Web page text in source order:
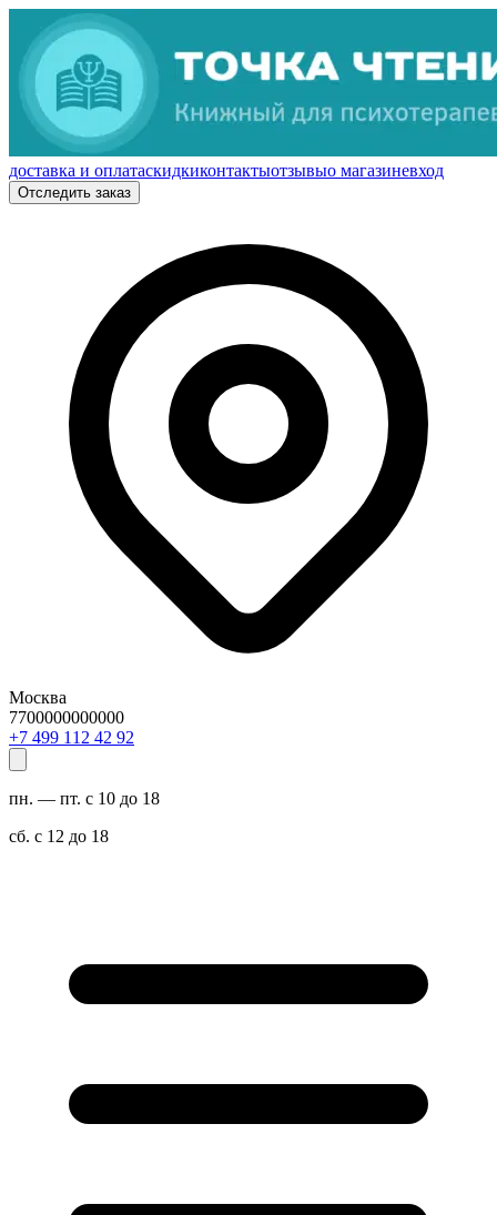
доставка и оплатаскидкиконтактыотзывыо магазиневход
Отследить заказ
Москва
7700000000000
29 24 211 994 7+
пн. — пт. с 10 до 18
сб. с 12 до 18